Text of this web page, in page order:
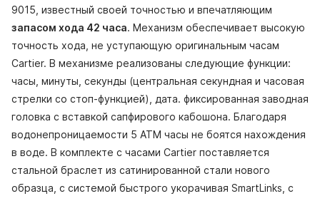
9015, известный своей точностью и впечатляющим
запасом хода 42 часа. Механизм обеспечивает высокую
точность хода, не уступающую оригинальным часам
Cartier. В механизме реализованы следующие функции:
часы, минуты, секунды (центральная секундная и часовая
стрелки со стоп-функцией), дата. фиксированная заводная
головка с вставкой сапфирового кабошона. Благодаря
водонепроницаемости 5 АТМ часы не боятся нахождения
в воде. В комплекте с часами Cartier поставляется
стальной браслет из сатинированной стали нового
образца, с системой быстрого укорачивая SmartLinks, с